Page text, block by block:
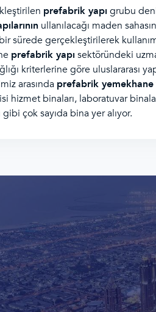
prefabrik yapı grubu
ullanılacağı maden
sürede gerçekleştirilerek
prefabrik yapı sektöründeki
kriterlerine göre uluslararası
arasında prefabrik yemekhane
hizmet binaları, laboratuvar
çok sayıda bina yer alıyor.